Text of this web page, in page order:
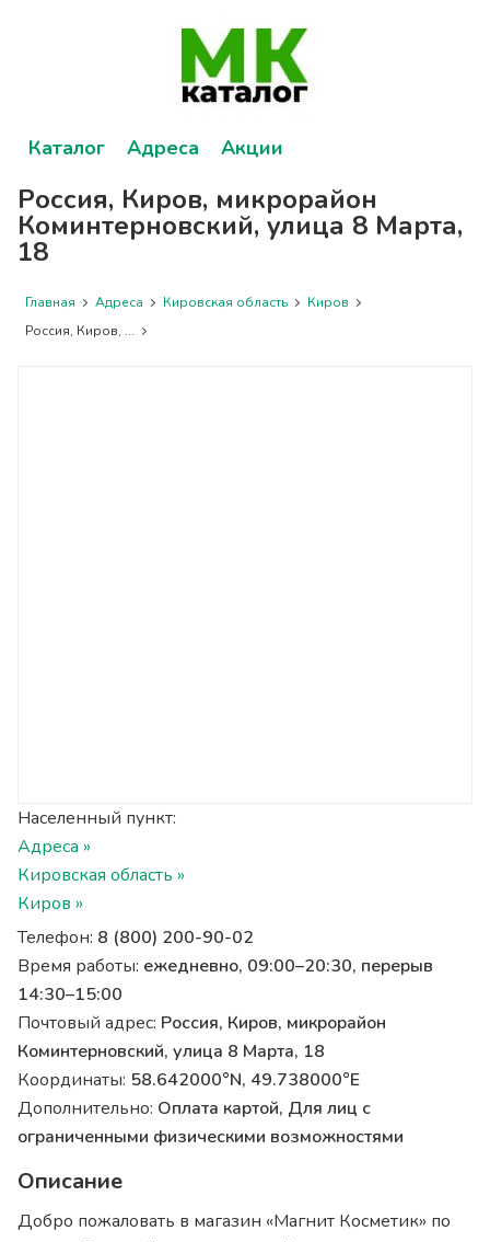
Каталог Адреса Акции
Россия, Киров, микрорайон
Коминтерновский, улица 8 Марта,
18
Главная Адреса Кировская область
Киров
Россия, Киров, ...
Населенный пункт:
Адреса »
Кировская область »
Киров »
Телефон: 8 (800) 200-90-02
Время работы: ежедневно, 09:00–20:30, перерыв
14:30–15:00
Почтовый адрес: Россия, Киров, микрорайон
Коминтерновский, улица 8 Марта, 18
Координаты: 58.642000°N, 49.738000°E
Дополнительно: Оплата картой, Для лиц с
ограниченными физическими возможностями
Описание
Добро пожаловать в магазин «Магнит Косметик» по